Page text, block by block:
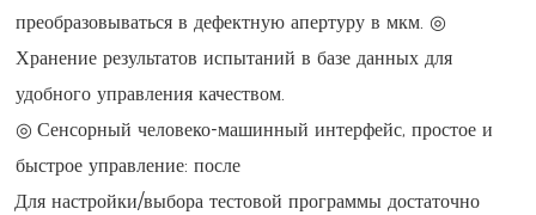
преобразовываться в дефектную апертуру в мкм. ◎
Хранение результатов испытаний в базе данных для
удобного управления качеством.
◎ Сенсорный человеко-машинный интерфейс, простое и
быстрое управление: после
Для настройки/выбора тестовой программы достаточно